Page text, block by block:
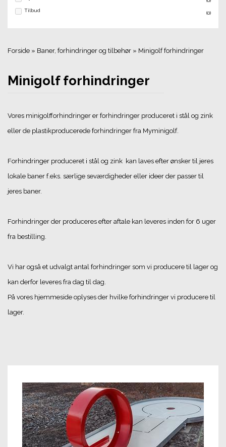
Tilbud
(0)
Forside » Baner, forhindringer og tilbehør » Minigolf forhindringer
Minigolf forhindringer
Vores minigolfforhindringer er forhindringer produceret i stål og zink
eller de plastikproducerede forhindringer fra Myminigolf.
Forhindringer produceret i stål og zink kan laves efter ønsker til jeres
lokale baner f.eks. særlige seværdigheder eller ideer der passer til
jeres baner.
Forhindringer der produceres efter aftale kan leveres inden for 6 uger
fra bestilling.
Vi har også et udvalgt antal forhindringer som vi producere til lager og
kan derfor leveres fra dag til dag.
På vores hjemmeside oplyses der hvilke forhindringer vi producere til
lager.